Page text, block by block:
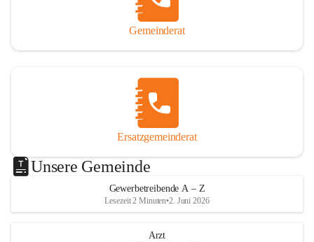
Gemeinderat
Ersatzgemeinderat
Unsere Gemeinde
Gewerbetreibende A – Z
Lesezeit 2 Minuten•2. Juni 2026
Arzt